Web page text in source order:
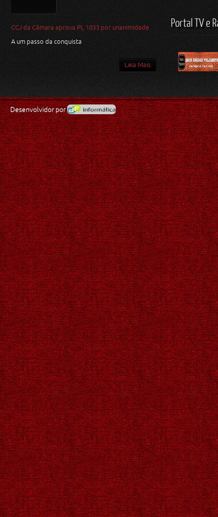
CCJ da Câmara aprova PL 1033 por unanimidade
A um passo da conquista
Leia Mais
Portal TV e
Desenvolvidor por